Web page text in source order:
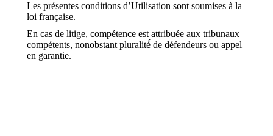
Les présentes conditions d’Utilisation sont soumises à la
loi française.
En cas de litige, compétence est attribuée aux tribunaux
compétents, nonobstant pluralité́ de défendeurs ou appel
en garantie.